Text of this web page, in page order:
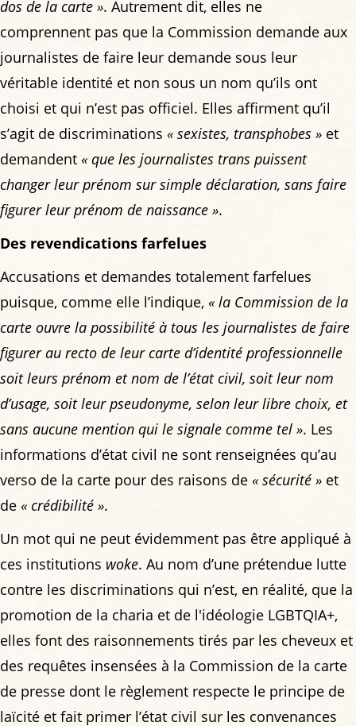
dos de la carte ». Autrement dit, elles ne
comprennent pas que la Commission demande aux
journalistes de faire leur demande sous leur
véritable identité et non sous un nom qu’ils ont
choisi et qui n’est pas officiel. Elles affirment qu’il
s’agit de discriminations « sexistes, transphobes » et
demandent « que les journalistes trans puissent
changer leur prénom sur simple déclaration, sans faire
figurer leur prénom de naissance ».
Des revendications farfelues
Accusations et demandes totalement farfelues
puisque, comme elle l’indique, « la Commission de la
carte ouvre la possibilité à tous les journalistes de faire
figurer au recto de leur carte d’identité professionnelle
soit leurs prénom et nom de l’état civil, soit leur nom
d’usage, soit leur pseudonyme, selon leur libre choix, et
sans aucune mention qui le signale comme tel ». Les
informations d’état civil ne sont renseignées qu’au
verso de la carte pour des raisons de « sécurité » et
de « crédibilité ».
Un mot qui ne peut évidemment pas être appliqué à
ces institutions woke. Au nom d’une prétendue lutte
contre les discriminations qui n’est, en réalité, que la
promotion de la charia et de l'idéologie LGBTQIA+,
elles font des raisonnements tirés par les cheveux et
des requêtes insensées à la Commission de la carte
de presse dont le règlement respecte le principe de
laïcité et fait primer l’état civil sur les convenances